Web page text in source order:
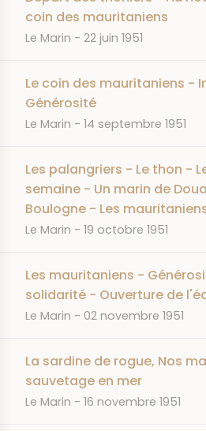
coin des mauritaniens
JOURNAL
Le Marin DATE
22 juin 1951
Le coin des mauritaniens -
Générosité
JOURNAL
Le Marin DATE
14 septembre 1951
Les palangriers - Le thon -
semaine - Un marin de
Boulogne - Les
JOURNAL
Le Marin DATE
19 octobre 1951
Les mauritaniens -
solidarité - Ouverture de
JOURNAL
Le Marin DATE
02 novembre 1951
La sardine de rogue, Nos
sauvetage en mer
JOURNAL
Le Marin DATE
16 novembre 1951